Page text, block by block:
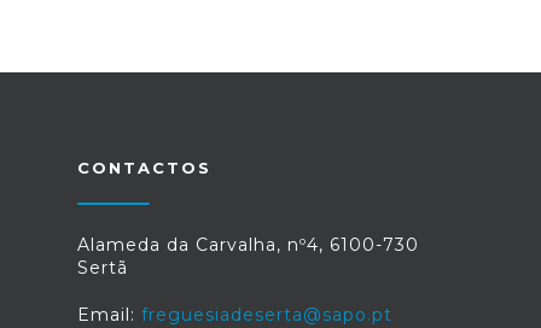
CONTACTOS
Alameda da Carvalha, nº4, 6100-730
Sertã
Email: freguesiadeserta@sapo.pt